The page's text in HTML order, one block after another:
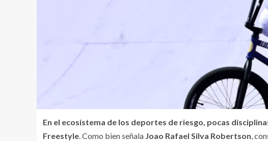
En el ecosistema de los deportes de riesgo, pocas
Freestyle. Como bien señala Joao Rafael Silva Robertson,